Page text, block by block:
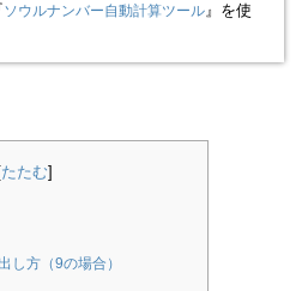
ソウルナンバー自動計算ツール』を使
たたむ
し方（9の場合）